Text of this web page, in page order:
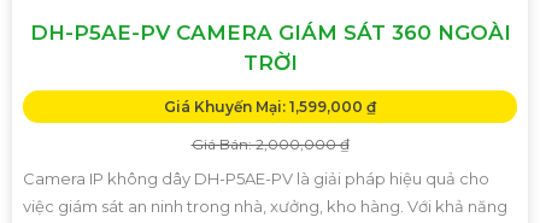
DH-P5AE-PV CAMERA GIÁM SÁT 360 NGOÀI
TRỜI
Giá Khuyến Mại: 1,599,000 ₫
Giá Bán: 2,000,000 ₫
Camera IP không dây DH-P5AE-PV là giải pháp hiệu quả cho
việc giám sát an ninh trong nhà, xưởng, kho hàng. Với khả năng